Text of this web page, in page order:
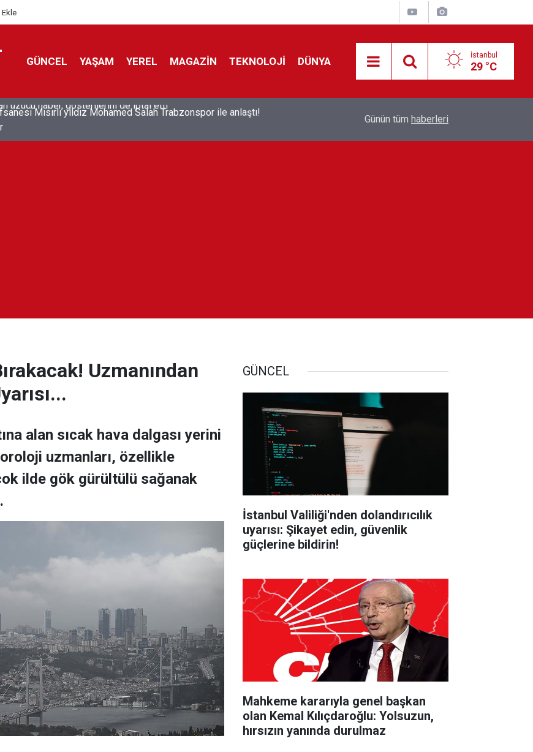
Ekle
GÜNCEL YAŞAM YEREL MAGAZİN TEKNOLOJİ DÜNYA İstanbul
29 °C
Mısırlı yıldız Mohamed Salah Trabzonspor ile anlaştı!
Feridun Düzağaç sahnelere ara verdi: ''En az
Günün tüm haberleri
Uzmanından
alan sıcak hava dalgası yerini
uzmanları, özellikle
ilde gök gürültülü sağanak
GÜNCEL
İstanbul Valiliği'nden dolandırıcılık
uyarısı: Şikayet edin, güvenlik
güçlerine bildirin!
Mahkeme kararıyla genel başkan
olan Kemal Kılıçdaroğlu: Yolsuzun,
hırsızın yanında durulmaz